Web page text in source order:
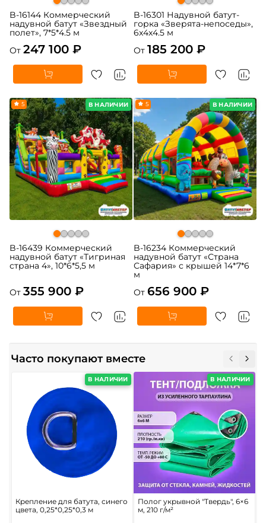
B-16144 Коммерческий
надувной батут «Звездный
полет», 7*5*4.5 м
От 247 100 ₽
B-16301 Надувной батут-
горка «Зверята-непоседы»,
6x4x4.5 м
От 185 200 ₽
В НАЛИЧИИ
5
B-16439 Коммерческий
надувной батут «Тигриная
страна 4», 10*6*5,5 м
От 355 900 ₽
В НАЛИЧИИ
5
B-16234 Коммерческий
надувной батут «Страна
Сафария» с крышей 14*7*6
м
От 656 900 ₽
Часто покупают вместе
В НАЛИЧИИ
Крепление для батута, синего
цвета, 0,25*0,25*0,3 м
В НАЛИЧИИ
Полог укрывной "Твердь", 6×6
м, 210 г/м²